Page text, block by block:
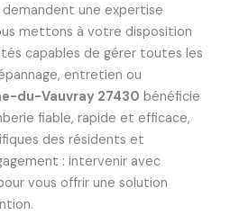
une expertise
mettons à votre disposition
capables de gérer toutes les
entretien ou
du-Vauvray 27430 bénéficie
fiable, rapide et efficace,
des résidents et
: intervenir avec
vous offrir une solution